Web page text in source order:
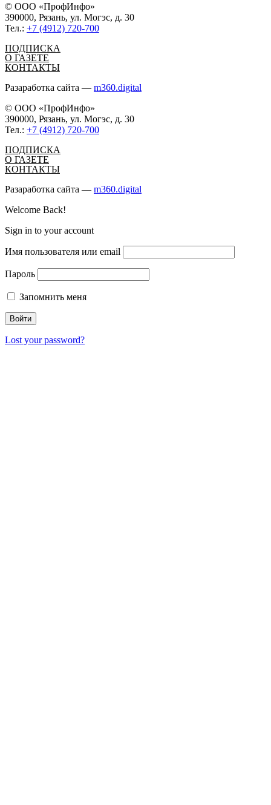
© ООО «ПрофИнфо»
390000, Рязань, ул. Могэс, д. 30
Тел.: +7 (4912) 720-700
ПОДПИСКА
О ГАЗЕТЕ
КОНТАКТЫ
Разаработка сайта — m360.digital
© ООО «ПрофИнфо»
390000, Рязань, ул. Могэс, д. 30
Тел.: +7 (4912) 720-700
ПОДПИСКА
О ГАЗЕТЕ
КОНТАКТЫ
Разаработка сайта — m360.digital
Welcome Back!
Sign in to your account
Имя пользователя или email
Пароль
Запомнить меня
Lost your password?